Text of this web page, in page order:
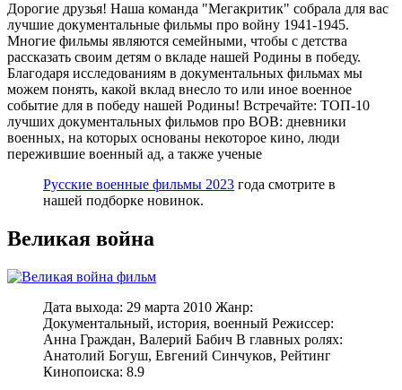
Дорогие друзья! Наша команда "Мегакритик" собрала для вас
лучшие документальные фильмы про войну 1941-1945.
Многие фильмы являются семейными, чтобы с детства
рассказать своим детям о вкладе нашей Родины в победу.
Благодаря исследованиям в документальных фильмах мы
можем понять, какой вклад внесло то или иное военное
событие для в победу нашей Родины! Встречайте: ТОП-10
лучших документальных фильмов про ВОВ: дневники
военных, на которых основаны некоторое кино, люди
пережившие военный ад, а также ученые
Русские военные фильмы 2023 года смотрите в
нашей подборке новинок.
Великая война
Дата выхода: 29 марта 2010 Жанр:
Документальный, история, военный Режиссер:
Анна Граждан, Валерий Бабич В главных ролях:
Анатолий Богуш, Евгений Синчуков, Рейтинг
Кинопоиска: 8.9